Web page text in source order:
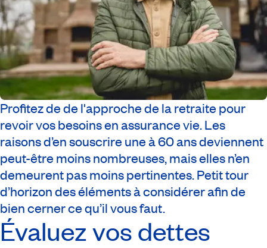
Profitez de de l'approche de la retraite pour
revoir vos besoins en assurance vie. Les
raisons d’en souscrire une à 60 ans deviennent
peut-être moins nombreuses, mais elles n’en
demeurent pas moins pertinentes. Petit tour
d’horizon des éléments à considérer afin de
bien cerner ce qu’il vous faut.
Évaluez vos dettes